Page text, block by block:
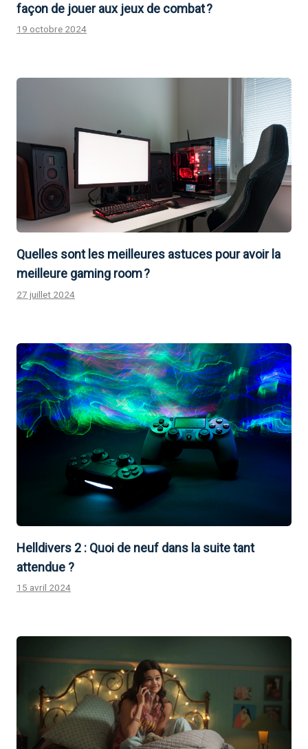
façon de jouer aux jeux de combat ?
19 octobre 2024
Quelles sont les meilleures astuces pour avoir la
meilleure gaming room ?
27 juillet 2024
Helldivers 2 : Quoi de neuf dans la suite tant
attendue ?
15 avril 2024